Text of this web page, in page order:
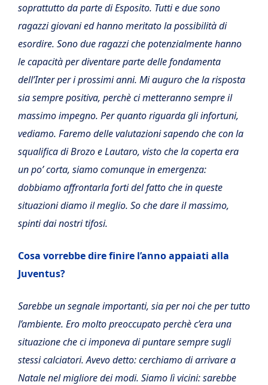
soprattutto da parte di Esposito. Tutti e due sono
ragazzi giovani ed hanno meritato la possibilità di
esordire. Sono due ragazzi che potenzialmente hanno
le capacità per diventare parte delle fondamenta
dell’Inter per i prossimi anni. Mi auguro che la risposta
sia sempre positiva, perchè ci metteranno sempre il
massimo impegno. Per quanto riguarda gli infortuni,
vediamo. Faremo delle valutazioni sapendo che con la
squalifica di Brozo e Lautaro, visto che la coperta era
un po’ corta, siamo comunque in emergenza:
dobbiamo affrontarla forti del fatto che in queste
situazioni diamo il meglio. So che dare il massimo,
spinti dai nostri tifosi.
Cosa vorrebbe dire finire l’anno appaiati alla
Juventus?
Sarebbe un segnale importanti, sia per noi che per tutto
l’ambiente. Ero molto preoccupato perchè c’era una
situazione che ci imponeva di puntare sempre sugli
stessi calciatori. Avevo detto: cerchiamo di arrivare a
Natale nel migliore dei modi. Siamo lì vicini: sarebbe